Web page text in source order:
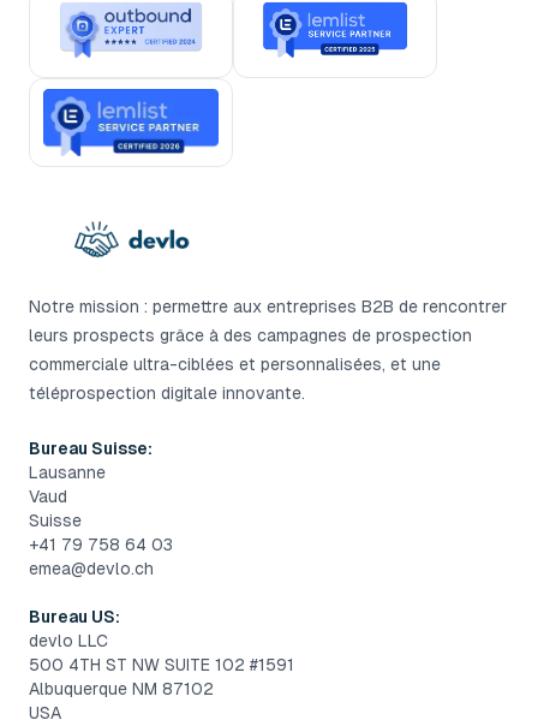
Notre mission : permettre aux entreprises B2B de rencontrer
leurs prospects grâce à des campagnes de prospection
commerciale ultra-ciblées et personnalisées, et une
téléprospection digitale innovante.
Bureau Suisse:
Lausanne
Vaud
Suisse
+41 79 758 64 03
emea@devlo.ch
Bureau US:
devlo LLC
500 4TH ST NW SUITE 102 #1591
Albuquerque NM 87102
USA